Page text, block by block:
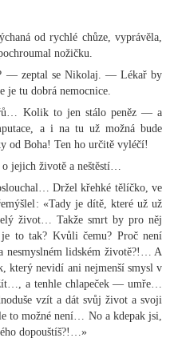
od rychlé chůze, vyprávěla,
nožičku.
— zeptal se Nikolaj. — Lékař by
je tu dobrá nemocnice.
Kolik to jen stálo peněz — a
a i na tu už možná bude
od Boha! Ten ho určitě vyléčí!
o jejich životě a neštěstí…
Držel křehké tělíčko, ve
«Tady je dítě, které už už
život… Takže smrt by pro něj
to tak? Kvůli čemu? Proč není
nesmyslném lidském životě?!… A
který nevidí ani nejmenší smysl v
a tenhle chlapeček — umře…
vzít a dát svůj život a svoji
možné není… No a kdepak jsi,
dopouštíš?!…»